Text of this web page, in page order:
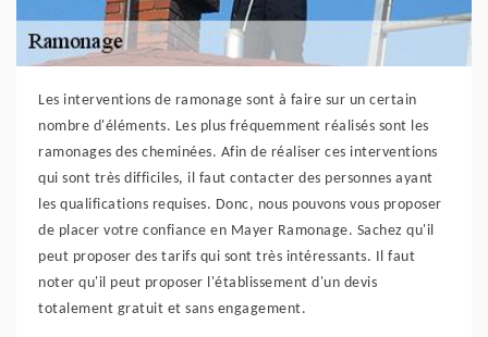
Les interventions de ramonage sont à faire sur un certain
nombre d'éléments. Les plus fréquemment réalisés sont les
ramonages des cheminées. Afin de réaliser ces interventions
qui sont très difficiles, il faut contacter des personnes ayant
les qualifications requises. Donc, nous pouvons vous proposer
de placer votre confiance en Mayer Ramonage. Sachez qu'il
peut proposer des tarifs qui sont très intéressants. Il faut
noter qu'il peut proposer l'établissement d'un devis
totalement gratuit et sans engagement.